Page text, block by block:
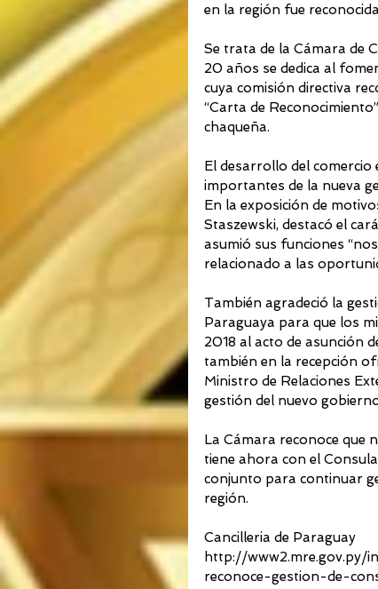
en la región fue
Se trata de la Cámara de
20 años se dedica al
cuya comisión directiva
“Carta de
chaqueña.
El desarrollo del
importantes de la nueva
En la exposición de
Staszewski, destacó el
asumió sus funciones
relacionado a las
También agradeció la
Paraguaya para que los
2018 al acto de asunción
también en la recepción
Ministro de Relaciones
gestión del nuevo
La Cámara reconoce que
tiene ahora con el
conjunto para continuar
región.
Cancilleria de Paraguay
http://www2.mre.gov.py/
reconoce-gestion-de-